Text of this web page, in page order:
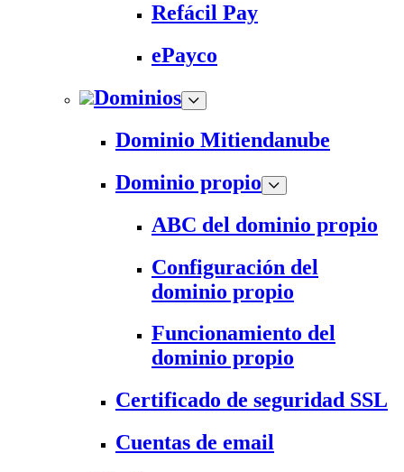
Refácil Pay
ePayco
Dominios
Dominio Mitiendanube
Dominio propio
ABC del dominio propio
Configuración del
dominio propio
Funcionamiento del
dominio propio
Certificado de seguridad SSL
Cuentas de email